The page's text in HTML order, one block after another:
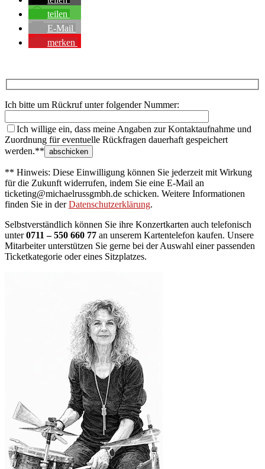
teilen
E-Mail
merken
Ich bitte um Rückruf unter folgender Nummer:
Ich willige ein, dass meine Angaben zur Kontaktaufnahme und
Zuordnung für eventuelle Rückfragen dauerhaft gespeichert
werden.**
** Hinweis: Diese Einwilligung können Sie jederzeit mit Wirkung
für die Zukunft widerrufen, indem Sie eine E-Mail an
ticketing@michaelrussgmbh.de schicken. Weitere Informationen
finden Sie in derDatenschutzerklärung.
Selbstverständlich können Sie ihre Konzertkarten auch telefonisch
unter0711 – 550 660 77 an unserem Kartentelefon kaufen. Unsere
Mitarbeiter unterstützen Sie gerne bei der Auswahl einer passenden
Ticketkategorie oder eines Sitzplatzes.